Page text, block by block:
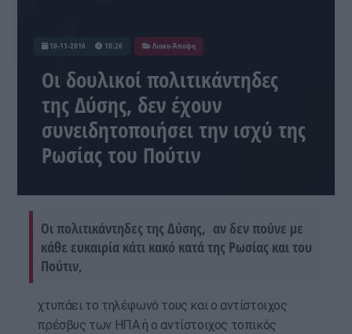
10-11-2016 10:26 Λιακο-Άποψη
Οι δουλικοί πολιτικάντηδες
της Δύσης, δεν έχουν
συνειδητοποιήσει την ισχύ της
Ρωσίας του Πούτιν
Οι πολιτικάντηδες της Δύσης, αν δεν πούνε με
κάθε ευκαιρία κάτι κακό κατά της Ρωσίας και του
Πούτιν,
χτυπάει το τηλέφωνό τους και ο αντίστοιχος
πρέσβυς των ΗΠΑ ή ο αντίστοιχος τοπικός